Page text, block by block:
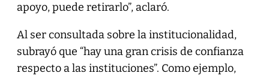
apoyo, puede retirarlo”, aclaró.
Al ser consultada sobre la institucionalidad,
subrayó que “hay una gran crisis de confianza
respecto a las instituciones”. Como ejemplo,